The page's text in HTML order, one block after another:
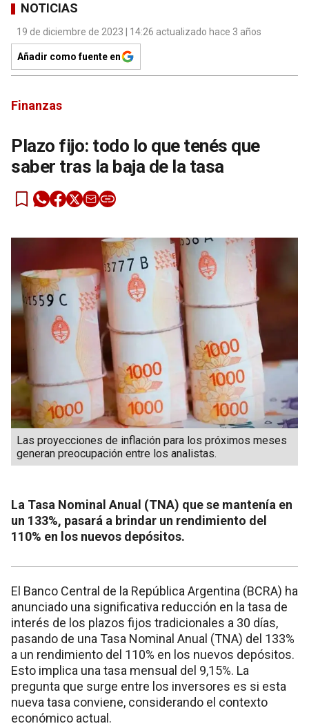
NOTICIAS
19 de diciembre de 2023 | 14:26 actualizado hace 3 años
Añadir como fuente en
Finanzas
Plazo fijo: todo lo que tenés que
saber tras la baja de la tasa
Las proyecciones de inflación para los próximos meses
generan preocupación entre los analistas.
La Tasa Nominal Anual (TNA) que se mantenía en
un 133%, pasará a brindar un rendimiento del
110% en los nuevos depósitos.
El Banco Central de la República Argentina (BCRA) ha
anunciado una significativa reducción en la tasa de
interés de los plazos fijos tradicionales a 30 días,
pasando de una Tasa Nominal Anual (TNA) del 133%
a un rendimiento del 110% en los nuevos depósitos.
Esto implica una tasa mensual del 9,15%. La
pregunta que surge entre los inversores es si esta
nueva tasa conviene, considerando el contexto
económico actual.